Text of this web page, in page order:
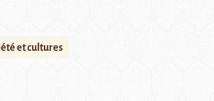
et cultures